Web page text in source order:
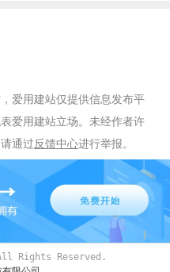
爱用建站仅提供信息发布平
爱用建站立场。未经作者许
通过 反馈中心进行举报。
Rights Reserved.